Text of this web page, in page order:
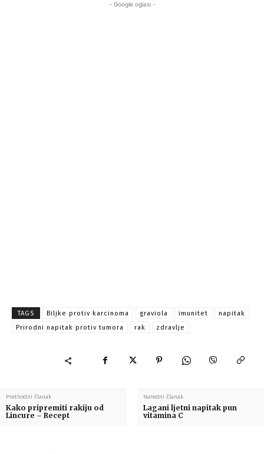
- Google oglasi -
TAGS Biljke protiv karcinoma graviola imunitet
napitak
Prirodni napitak protiv tumora
rak zdravlje
Prethodni članak
Kako pripremiti rakiju od
Lincure – Recept
Naredni članak
Lagani ljetni napitak pun
vitamina C